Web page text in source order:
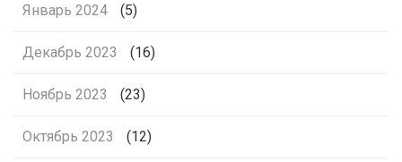
Январь 2024 (5)
Декабрь 2023 (16)
Ноябрь 2023 (23)
Октябрь 2023 (12)